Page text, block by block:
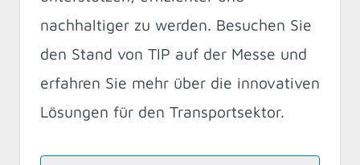
nachhaltiger zu werden. Besuchen Sie
den Stand von TIP auf der Messe und
erfahren Sie mehr über die innovativen
Lösungen für den Transportsektor.